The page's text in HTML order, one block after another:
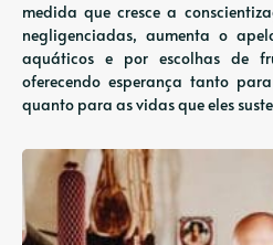
medida que cresce a
negligenciadas, aumenta o
aquáticos e por escolhas de
oferecendo esperança tanto
quanto para as vidas que eles